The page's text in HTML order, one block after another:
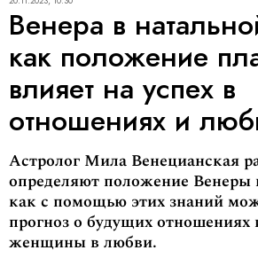
Венера в
как положение
влияет на успех в
отношениях и
Астролог Мила Венецианская
определяют положение Венеры
как с помощью этих знаний
прогноз о будущих отношениях
женщины в любви.